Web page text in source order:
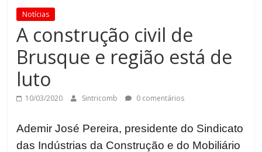
Notícias
A construção civil de
Brusque e região está de
luto
10/03/2020 Sintricomb 0 comentários
Ademir José Pereira, presidente do Sindicato
das Indústrias da Construção e do Mobiliário